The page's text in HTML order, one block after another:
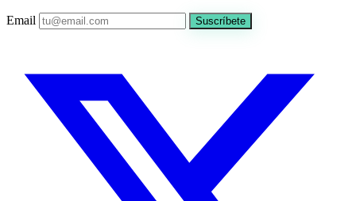
Email Suscríbete